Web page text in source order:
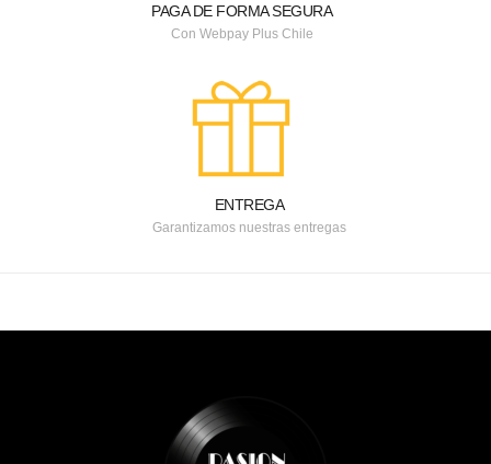
PAGA DE FORMA SEGURA
Con Webpay Plus Chile
ENTREGA
Garantizamos nuestras entregas